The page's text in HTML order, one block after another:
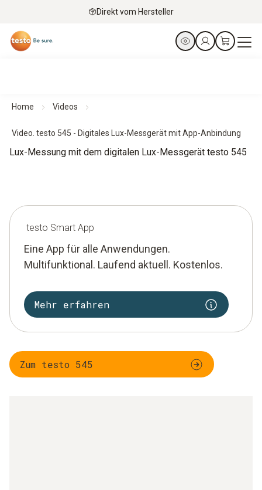
Direkt vom Hersteller
Home Videos
Video. testo 545 - Digitales Lux-Messgerät mit App-Anbindung
Lux-Messung mit dem digitalen Lux-Messgerät testo 545
testo Smart App
Eine App für alle Anwendungen.
Multifunktional. Laufend aktuell. Kostenlos.
Mehr erfahren
Zum testo 545